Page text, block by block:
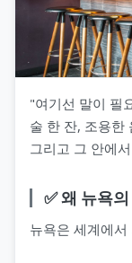
"여기선 말이 필
술 한 잔, 조용한
그리고 그 안에
✅ 왜 뉴욕
뉴욕은 세계에